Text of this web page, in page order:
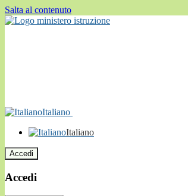
Salta al contenuto
Italiano
Italiano
Accedi
Accedi